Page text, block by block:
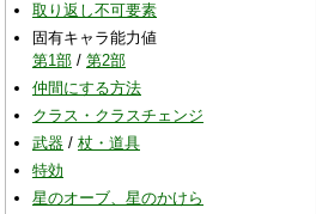
取り返し不可要素
固有キャラ能力値
第1部 / 第2部
仲間にする方法
クラス・クラスチェンジ
武器 / 杖・道具
特効
星のオーブ、星のかけら